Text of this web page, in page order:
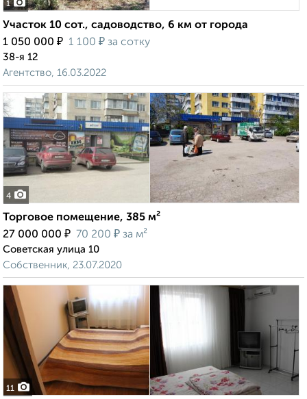
1
Участок 10 сот., садоводство, 6 км от города
1 050 000 ₽ 1 100 ₽ за сотку
38-я 12
Агентство, 16.03.2022
4
Торговое помещение, 385 м²
27 000 000 ₽ 70 200 ₽ за м²
Советская улица 10
Собственник, 23.07.2020
11